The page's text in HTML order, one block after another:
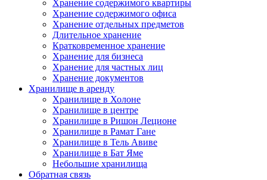
Хранение содержимого квартиры
Хранение содержимого офиса
Хранение отдельных предметов
Длительное хранение
Кратковременное хранение
Хранение для бизнеса
Хранение для частных лиц
Хранение документов
Хранилище в аренду
Хранилище в Холоне
Хранилище в центре
Хранилище в Ришон Леционе
Хранилище в Рамат Гане
Хранилище в Тель Авиве
Хранилище в Бат Яме
Небольшие хранилища
Обратная связь